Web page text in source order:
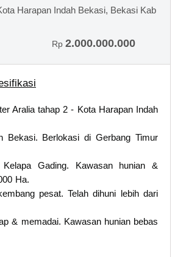
Harapan Indah Bekasi, Bekasi Kab
Rp 2.000.000.000
Aralia tahap 2 - Kota Harapan Indah
Bekasi. Berlokasi di Gerbang Timur
Gading. Kawasan hunian &
Ha.
pesat. Telah dihuni lebih dari
& memadai. Kawasan hunian bebas